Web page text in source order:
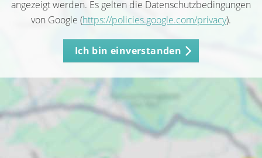
angezeigt werden. Es gelten die Datenschutzbedingungen
von Google (https://policies.google.com/privacy).
Ich bin einverstanden